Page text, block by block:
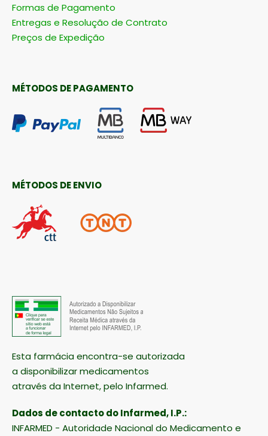
Formas de Pagamento
Entregas e Resolução de Contrato
Preços de Expedição
MÉTODOS DE PAGAMENTO
MÉTODOS DE ENVIO
Esta farmácia encontra-se autorizada
a disponibilizar medicamentos
através da Internet, pelo Infarmed.
Dados de contacto do Infarmed, I.P.:
INFARMED - Autoridade Nacional do Medicamento e